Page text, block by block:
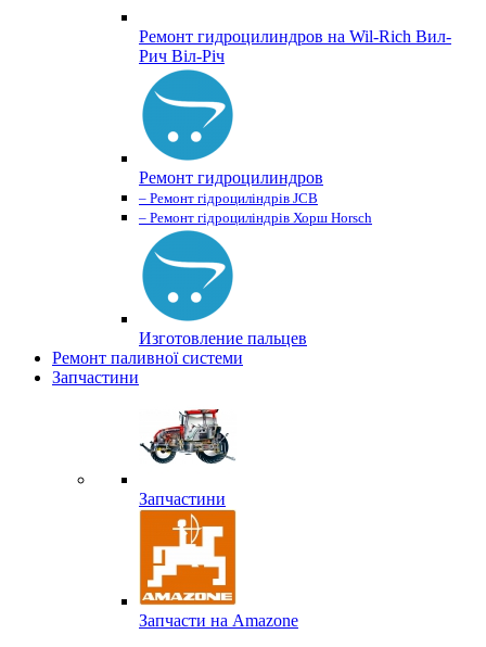
Ремонт гидроцилиндров на Wil-Rich Вил-
Рич Віл-Річ
Ремонт гидроцилиндров
– Ремонт гідроциліндрів JCB
– Ремонт гідроциліндрів Хорш Horsch
Изготовление пальцев
Ремонт паливної системи
Запчастини
Запчастини
Запчасти на Amazone